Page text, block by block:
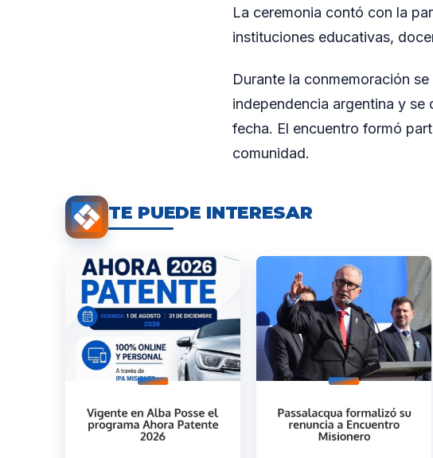
La ceremonia contó con la
instituciones educativas,
Durante la conmemoración
independencia argentina y
fecha. El encuentro formó
comunidad.
TE PUEDE INTERESAR